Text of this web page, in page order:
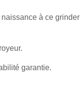
à ce grinder
garantie.